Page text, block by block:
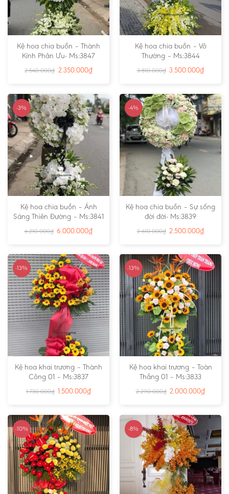
Kệ hoa chia buồn – Thành
Kính Phân Ưu- Ms:3847
2.540.000₫ 2.350.000₫
Kệ hoa chia buồn – Vô
Thường – Ms:3844
3.810.000₫ 3.500.000₫
-3%
Kệ hoa chia buồn – Ánh
Sáng Thiên Đường – Ms:3841
6.210.000₫ 6.000.000₫
-4%
Kệ hoa chia buồn – Sự sống
đời đời- Ms:3839
2.610.000₫ 2.500.000₫
-13%
Kệ hoa khai trương – Thành
Công 01 – Ms:3837
1.730.000₫ 1.500.000₫
-13%
Kệ hoa khai trương – Toàn
Thắng 01 – Ms:3833
2.290.000₫ 2.000.000₫
-10% -8%